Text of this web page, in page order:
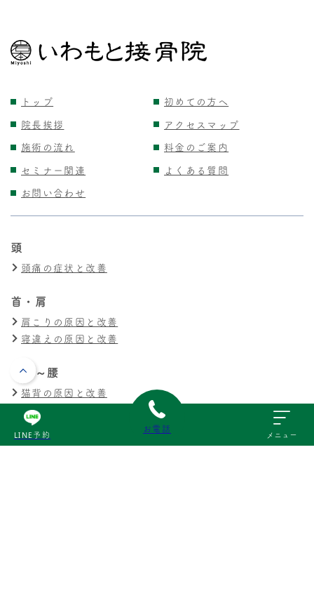
LINE予約
お電話
メニュー
トップ
初めての方へ
院長挨拶
アクセスマップ
施術の流れ
料金のご案内
セミナー関連
よくある質問
お問い合わせ
頭
頭痛の症状と改善
首・肩
肩こりの原因と改善
寝違えの原因と改善
背中～腰
猫背の原因と改善
腰痛の原因と改善
ぎっくり腰の原因と改善